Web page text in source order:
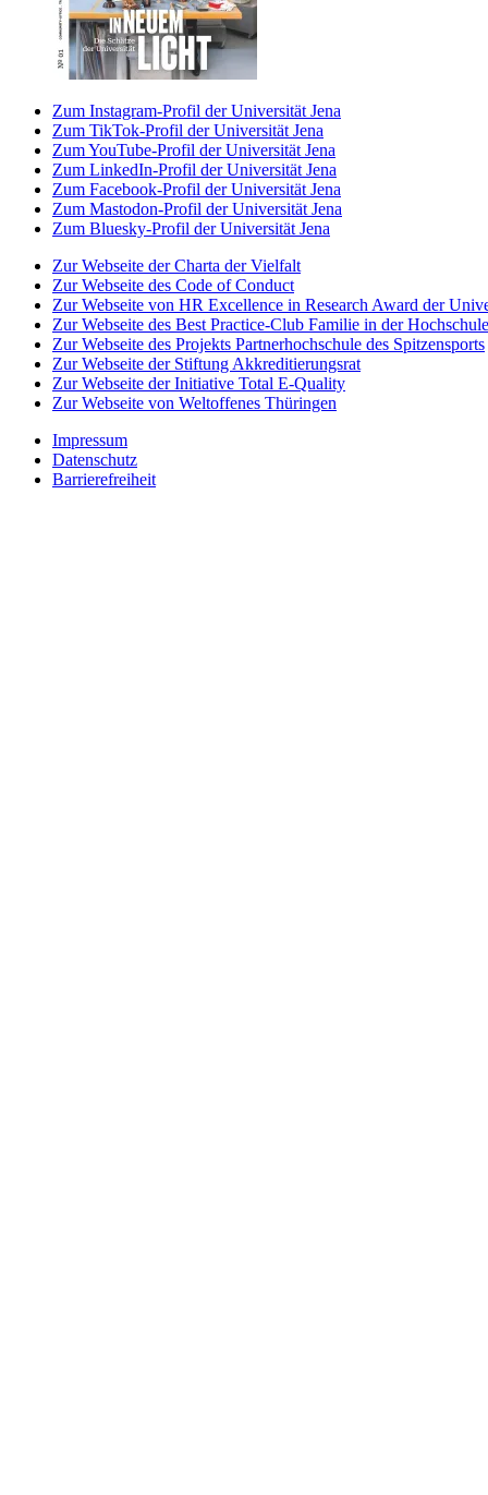
Zum Instagram-Profil der Universität Jena
Zum TikTok-Profil der Universität Jena
Zum YouTube-Profil der Universität Jena
Zum LinkedIn-Profil der Universität Jena
Zum Facebook-Profil der Universität Jena
Zum Mastodon-Profil der Universität Jena
Zum Bluesky-Profil der Universität Jena
Zur Webseite der Charta der Vielfalt
Zur Webseite des Code of Conduct
Zur Webseite von HR Excellence in Research Award der
Zur Webseite des Best Practice-Club Familie in der Hochschule
Zur Webseite des Projekts Partnerhochschule des Spitzensports
Zur Webseite der Stiftung Akkreditierungsrat
Zur Webseite der Initiative Total E-Quality
Zur Webseite von Weltoffenes Thüringen
Impressum
Datenschutz
Barrierefreiheit